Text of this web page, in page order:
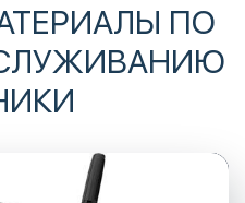
ПО